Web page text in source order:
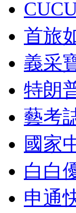
首旅
義采
特朗
藝考
國家
白白
申通